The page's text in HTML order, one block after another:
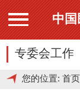
中
专委会工作
您的位置: 首页